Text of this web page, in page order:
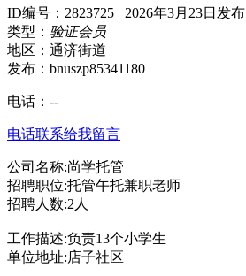
ID编号：2823725 2026年3月23日发
类型： 验证会员
地区：通济街道
发布：bnuszp85341180
电话： --
电话联系给我留言
公司名称:尚学托管
招聘职位:托管午托兼职老师
招聘人数:2人
工作描述:负责13个小学生
单位地址:店子社区